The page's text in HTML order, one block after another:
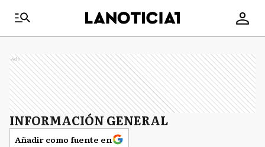
Ads
INFORMACIÓN GENERAL
Añadir como fuente en